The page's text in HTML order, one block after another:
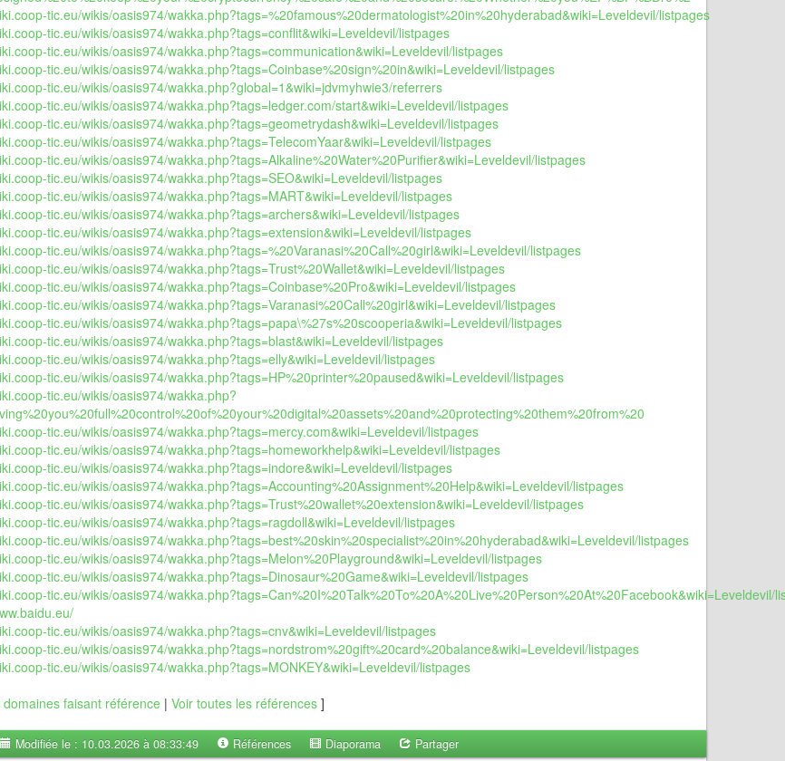
tic.eu/wikis/oasis974/wakka.php?tags=%20famous%20dermatologist%20in%20hyderabad&wiki=Leveldevil/listpages
tic.eu/wikis/oasis974/wakka.php?tags=conflit&wiki=Leveldevil/listpages
tic.eu/wikis/oasis974/wakka.php?tags=communication&wiki=Leveldevil/listpages
tic.eu/wikis/oasis974/wakka.php?tags=Coinbase%20sign%20in&wiki=Leveldevil/listpages
tic.eu/wikis/oasis974/wakka.php?global=1&wiki=jdvmyhwie3/referrers
tic.eu/wikis/oasis974/wakka.php?tags=ledger.com/start&wiki=Leveldevil/listpages
tic.eu/wikis/oasis974/wakka.php?tags=geometrydash&wiki=Leveldevil/listpages
tic.eu/wikis/oasis974/wakka.php?tags=TelecomYaar&wiki=Leveldevil/listpages
tic.eu/wikis/oasis974/wakka.php?tags=Alkaline%20Water%20Purifier&wiki=Leveldevil/listpages
tic.eu/wikis/oasis974/wakka.php?tags=SEO&wiki=Leveldevil/listpages
tic.eu/wikis/oasis974/wakka.php?tags=MART&wiki=Leveldevil/listpages
tic.eu/wikis/oasis974/wakka.php?tags=archers&wiki=Leveldevil/listpages
tic.eu/wikis/oasis974/wakka.php?tags=extension&wiki=Leveldevil/listpages
tic.eu/wikis/oasis974/wakka.php?tags=%20Varanasi%20Call%20girl&wiki=Leveldevil/listpages
tic.eu/wikis/oasis974/wakka.php?tags=Trust%20Wallet&wiki=Leveldevil/listpages
tic.eu/wikis/oasis974/wakka.php?tags=Coinbase%20Pro&wiki=Leveldevil/listpages
tic.eu/wikis/oasis974/wakka.php?tags=Varanasi%20Call%20girl&wiki=Leveldevil/listpages
tic.eu/wikis/oasis974/wakka.php?tags=papa\%27s%20scooperia&wiki=Leveldevil/listpages
tic.eu/wikis/oasis974/wakka.php?tags=blast&wiki=Leveldevil/listpages
tic.eu/wikis/oasis974/wakka.php?tags=elly&wiki=Leveldevil/listpages
tic.eu/wikis/oasis974/wakka.php?tags=HP%20printer%20paused&wiki=Leveldevil/listpages
tic.eu/wikis/oasis974/wakka.php?
tic.eu/wikis/oasis974/wakka.php?tags=mercy.com&wiki=Leveldevil/listpages
tic.eu/wikis/oasis974/wakka.php?tags=homeworkhelp&wiki=Leveldevil/listpages
tic.eu/wikis/oasis974/wakka.php?tags=indore&wiki=Leveldevil/listpages
tic.eu/wikis/oasis974/wakka.php?tags=Accounting%20Assignment%20Help&wiki=Leveldevil/listpages
tic.eu/wikis/oasis974/wakka.php?tags=Trust%20wallet%20extension&wiki=Leveldevil/listpages
tic.eu/wikis/oasis974/wakka.php?tags=ragdoll&wiki=Leveldevil/listpages
tic.eu/wikis/oasis974/wakka.php?tags=best%20skin%20specialist%20in%20hyderabad&wiki=Leveldevil/listpages
tic.eu/wikis/oasis974/wakka.php?tags=Melon%20Playground&wiki=Leveldevil/listpages
tic.eu/wikis/oasis974/wakka.php?tags=Dinosaur%20Game&wiki=Leveldevil/listpages
tic.eu/wikis/oasis974/wakka.php?tags=Can%20I%20Talk%20To%20A%20Live%20Person%20At%20Facebook&wiki=Leveldevil/
tic.eu/wikis/oasis974/wakka.php?tags=cnv&wiki=Leveldevil/listpages
tic.eu/wikis/oasis974/wakka.php?tags=nordstrom%20gift%20card%20balance&wiki=Leveldevil/listpages
tic.eu/wikis/oasis974/wakka.php?tags=MONKEY&wiki=Leveldevil/listpages
faisant référence | Voir toutes les références ]
Modifiée le : 10.03.2026 à 08:33:49 Références Diaporama Partager